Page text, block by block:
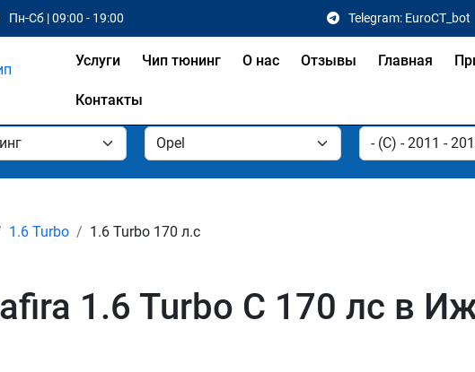
Пн-Сб | 09:00 - 19:00 Telegram: EuroCT_bot
Услуги Чип тюнинг О нас Отзывы Главная
Контакты
1.6 Turbo 1.6 Turbo 170 л.с
1.6 Turbo C 170 лс в